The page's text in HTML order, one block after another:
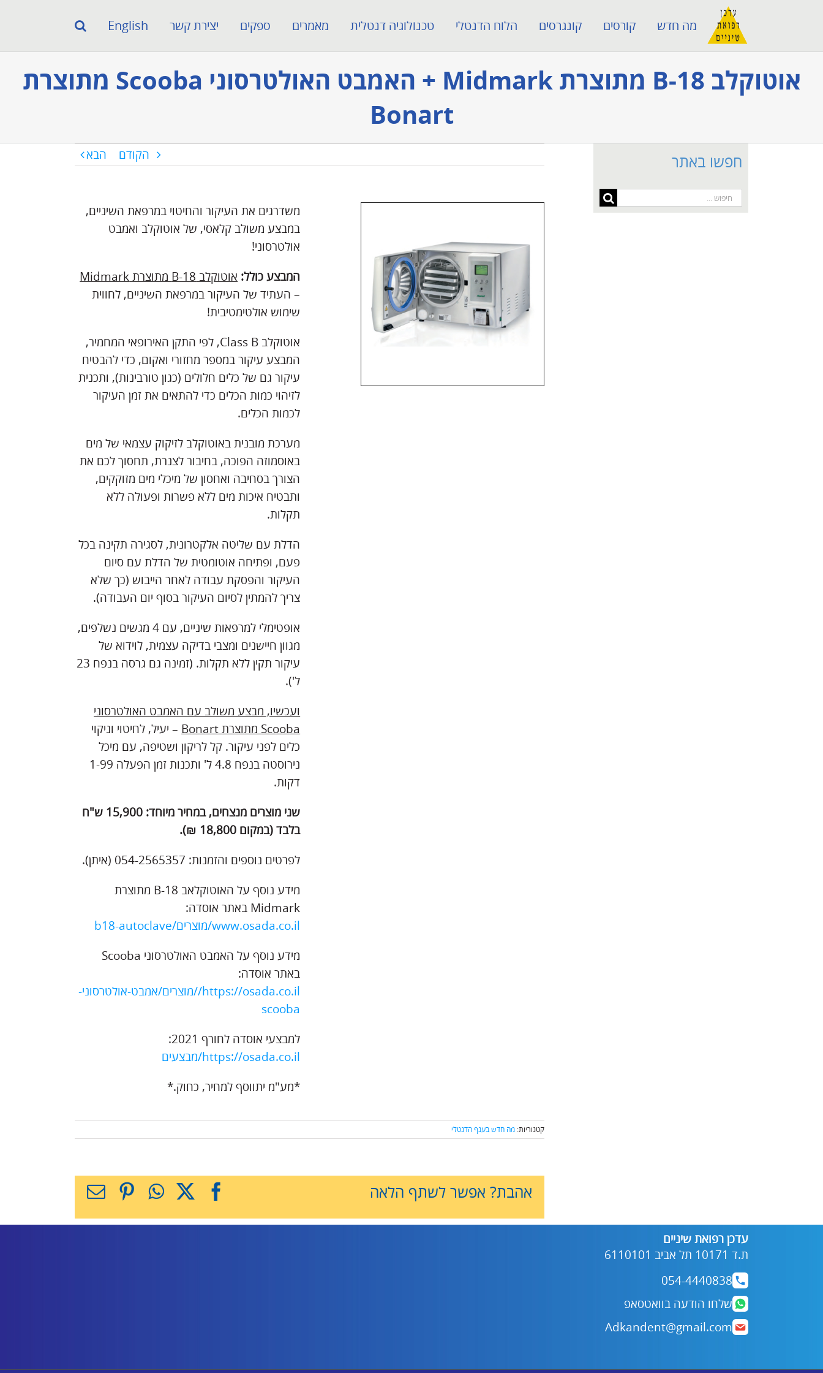
מה חדש קורסים קונגרסים הלוח הדנטלי טכנולוגיה דנטלית מאמרים ספקים יצירת קשר English
אוטוקלב B-18 מתוצרת Midmark + האמבט האולטרסוני Scooba מתוצרת
Bonart
הקודם הבא
משדרגים את העיקור והחיטוי במרפאת השיניים,
במבצע משולב קלאסי, של אוטוקלב ואמבט
אולטרסוני!
המבצע כולל: אוטוקלב B-18 מתוצרתMidmark
– העתיד של העיקור במרפאת השיניים, לחווית
שימוש אולטימטיבית!
אוטוקלב Class B, לפי התקן האירופאי המחמיר,
המבצע עיקור במספר מחזורי ואקום, כדי להבטיח
עיקור גם של כלים חלולים (כגון טורבינות), ותכנית
לזיהוי כמות הכלים כדי להתאים את זמן העיקור
לכמות הכלים.
מערכת מובנית באוטוקלב לזיקוק עצמאי של מים
באוסמוזה הפוכה, בחיבור לצנרת, תחסוך לכם את
הצורך בסחיבה ואחסון של מיכלי מים מזוקקים,
ותבטיח איכות מים ללא פשרות ופעולה ללא
תקלות.
הדלת עם שליטה אלקטרונית, לסגירה תקינה בכל
פעם, ופתיחה אוטומטית של הדלת עם סיום
העיקור והפסקת עבודה לאחר הייבוש (כך שלא
צריך להמתין לסיום העיקור בסוף יום העבודה).
אופטימלי למרפאות שיניים, עם 4 מגשים נשלפים,
מגוון חיישנים ומצבי בדיקה עצמית, לוידוא של
עיקור תקין ללא תקלות. (זמינה גם גרסה בנפח 23
ל').
ועכשיו, מבצע משולב עם האמבט האולטרסוני
Scooba מתוצרתBonart – יעיל, לחיטוי וניקוי
כלים לפני עיקור. קל לריקון ושטיפה, עם מיכל
נירוסטה בנפח 4.8 ל' ותכנות זמן הפעלה 1-99
דקות.
שני מוצרים מנצחים, במחיר מיוחד: 15,900 ש"ח
בלבד (במקום 18,800 ₪).
לפרטים נוספים והזמנות: 054-2565357 (איתן).
מידע נוסף על האוטוקלאב B-18 מתוצרת
Midmark באתר אוסדה:
www.osada.co.il/מוצרים/b18-autoclave
מידע נוסף על האמבט האולטרסוני Scooba
באתר אוסדה:
https://osada.co.il//מוצרים/אמבט-אולטרסוני-
scooba
למבצעי אוסדה לחורף 2021:
https://osada.co.il/מבצעים
*מע"מ יתווסף למחיר, כחוק.*
קטגוריות: מה חדש בענף הדנטלי
אהבת? אפשר לשתף הלאה Facebook
X
WhatsApp
Pinterest
כתובת
אלקטרוני
חפשו באתר
חיפוש...
עדכן רפואת שיניים
ת.ד 10171 תל אביב 6110101
054-4440838
שלחו הודעה בוואטסאפ
Adkandent@gmail.com